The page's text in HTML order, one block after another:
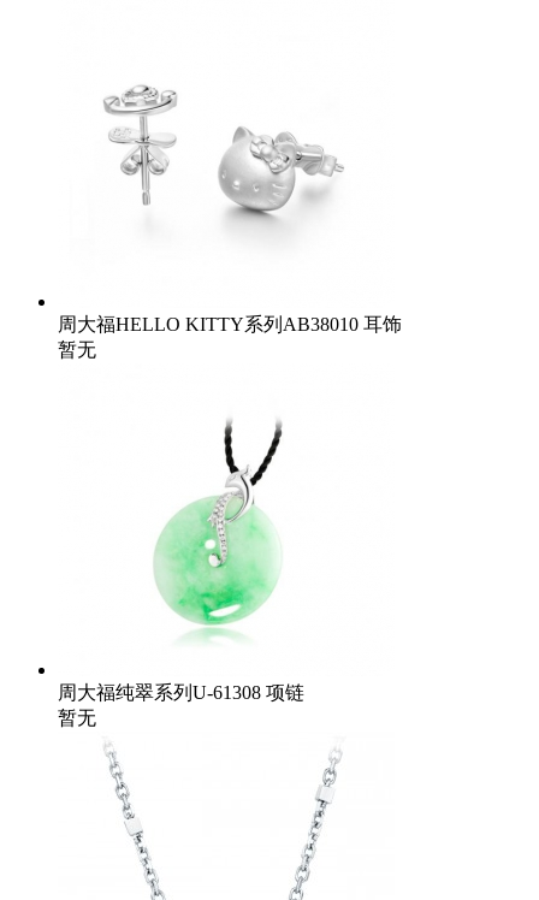
周大福HELLO KITTY系列AB38010 耳饰
暂无
周大福纯翠系列U-61308 项链
暂无